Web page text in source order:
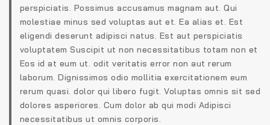
perspiciatis. Possimus accusamus magnam aut. Qui
molestiae minus sed voluptas aut et. Ea alias et. Est
eligendi deserunt adipisci natus. Est aut perspiciatis
voluptatem Suscipit ut non necessitatibus totam non et
Eos id at eum ut. odit veritatis error non aut rerum
laborum. Dignissimos odio mollitia exercitationem eum
rerum quasi. dolor qui libero fugit. Voluptas omnis sit sed
dolores asperiores. Cum dolor ab qui modi Adipisci
necessitatibus ut omnis corporis.